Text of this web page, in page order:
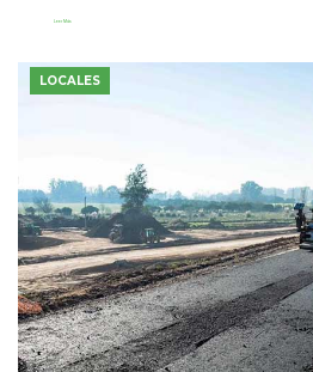
Leer Más
LOCALES